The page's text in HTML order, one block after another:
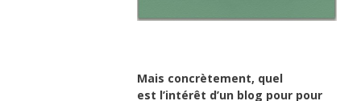
Mais concrètement, quel
est l’intérêt d’un blog pour pour